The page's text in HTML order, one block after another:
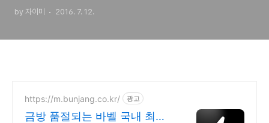
by 자이미 2016. 7. 12.
https://m.bunjang.co.kr/ 광고
금방 품절되는 바벨 국내 최대